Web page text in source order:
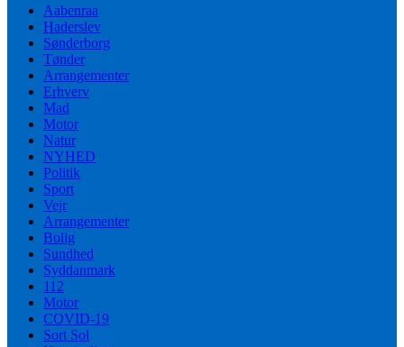
Aabenraa
Haderslev
Sønderborg
Tønder
Arrangementer
Erhverv
Mad
Motor
Natur
NYHED
Politik
Sport
Vejr
Arrangementer
Bolig
Sundhed
Syddanmark
112
Motor
COVID-19
Sort Sol